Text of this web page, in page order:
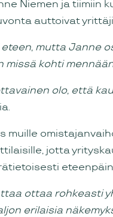
Niemen ja tiimiin
auttoivat
eteen, mutta Janne
missä kohti
olo, että
muille
jotta
ottaa rohkeasti
erilaisia